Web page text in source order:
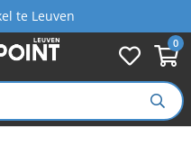
0
te Leuven
advies
België vanaf €99